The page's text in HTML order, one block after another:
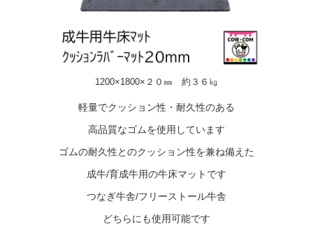
1200×1800×２０㎜ 約３６㎏
軽量でクッション性・耐久性のある
高品質なゴムを使用しています
ゴムの耐久性とのクッション性を兼ね備えた
成牛/育成牛用の牛床マットです
つなぎ牛舎/フリーストール牛舎
どちらにも使用可能です